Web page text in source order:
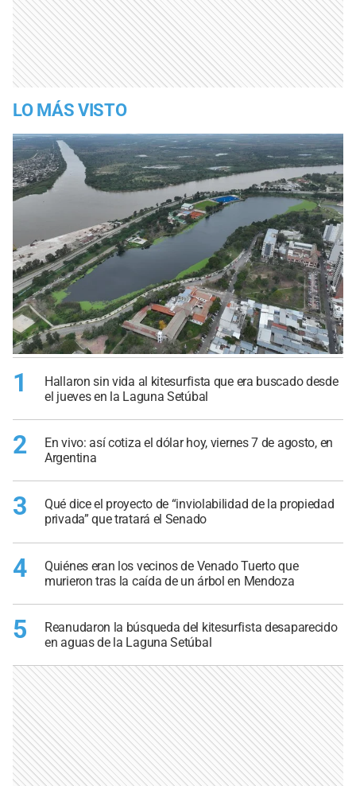
LO MÁS VISTO
1
Hallaron sin vida al kitesurfista que era buscado desde
el jueves en la Laguna Setúbal
2
En vivo: así cotiza el dólar hoy, viernes 7 de agosto, en
Argentina
3
Qué dice el proyecto de “inviolabilidad de la propiedad
privada” que tratará el Senado
4
Quiénes eran los vecinos de Venado Tuerto que
murieron tras la caída de un árbol en Mendoza
5
Reanudaron la búsqueda del kitesurfista desaparecido
en aguas de la Laguna Setúbal